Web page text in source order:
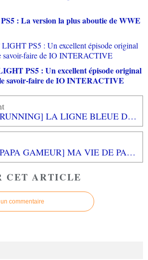
: La version la plus aboutie de WWE
PS5 : Un excellent épisode original
savoir-faire de IO INTERACTIVE
[REVUE LIVRE RUNNING] LA LIGNE BLEUE DE A A Z de Dominique CADO aux éditions @mphora
[REVUE LIVRE PAPA GAMEUR] MA VIE DE PAPA CUBE de Michaël Garcini aux éditions TUT-TUT
CET ARTICLE
commentaire